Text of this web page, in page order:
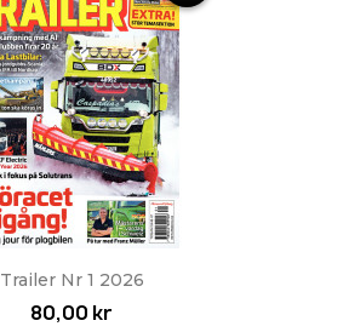
Trailer Nr 1 2026
80,00 kr